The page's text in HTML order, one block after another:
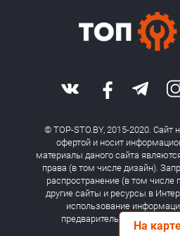
На
© TOP-STO.BY, 2015-2020. Сайт
офертой и носит
материалы даного сайта
права (в том числе дизайн).
распространение (в том числе
другие сайты и ресурсы в
использование
предварительного согласия